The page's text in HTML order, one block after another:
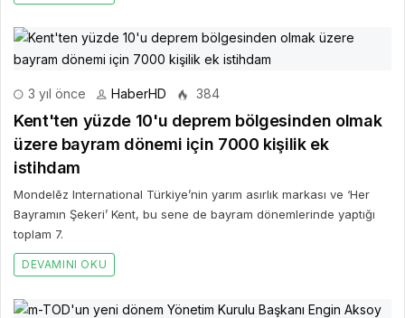
3 yıl önce HaberHD 384
Kent'ten yüzde 10'u deprem bölgesinden olmak
üzere bayram dönemi için 7000 kişilik ek
istihdam
Mondelēz International Türkiye’nin yarım asırlık markası ve ‘Her
Bayramın Şekeri’ Kent, bu sene de bayram dönemlerinde yaptığı
toplam 7.
DEVAMINI OKU